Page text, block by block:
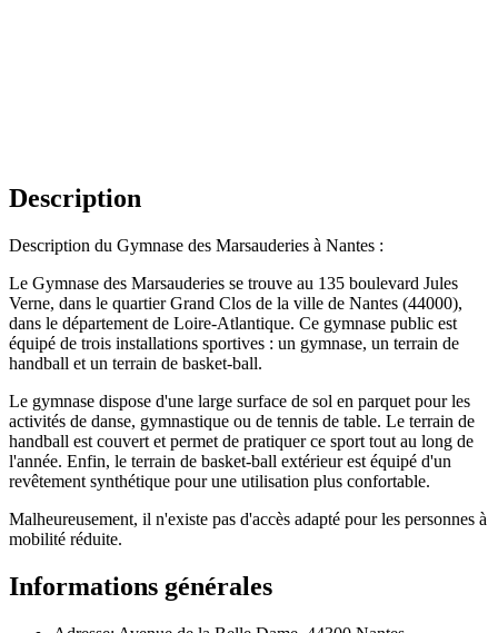
Description
Description du Gymnase des Marsauderies à Nantes :
Le Gymnase des Marsauderies se trouve au 135 boulevard Jules
Verne, dans le quartier Grand Clos de la ville de Nantes (44000),
dans le département de Loire-Atlantique. Ce gymnase public est
équipé de trois installations sportives : un gymnase, un terrain de
handball et un terrain de basket-ball.
Le gymnase dispose d'une large surface de sol en parquet pour les
activités de danse, gymnastique ou de tennis de table. Le terrain de
handball est couvert et permet de pratiquer ce sport tout au long de
l'année. Enfin, le terrain de basket-ball extérieur est équipé d'un
revêtement synthétique pour une utilisation plus confortable.
Malheureusement, il n'existe pas d'accès adapté pour les personnes à
mobilité réduite.
Informations générales